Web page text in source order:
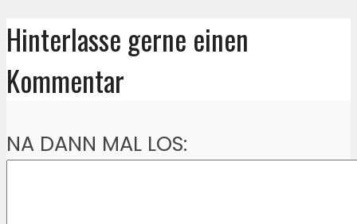
Hinterlasse gerne einen
Kommentar
NA DANN MAL LOS: